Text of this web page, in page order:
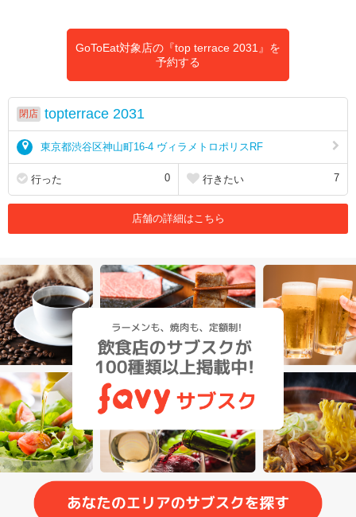
GoToEat対象店の『top terrace 2031』を
予約する
閉店 topterrace 2031
東京都渋谷区神山町16-4 ヴィラメトロポリスRF
行った 0 行きたい 7
店舗の詳細はこちら